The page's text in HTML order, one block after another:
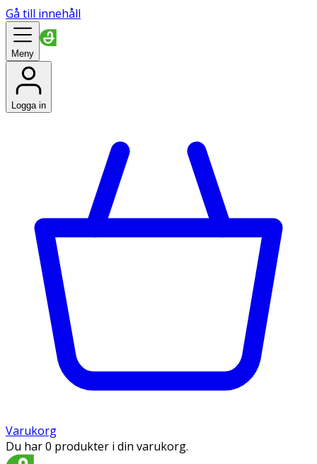
Gå till innehåll
Meny
Logga in
Varukorg
Du har 0 produkter i din varukorg.